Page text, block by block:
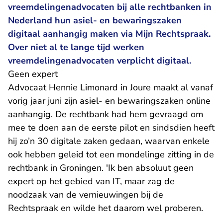
vreemdelingenadvocaten bij alle rechtbanken in
Nederland hun asiel- en bewaringszaken
digitaal aanhangig maken via Mijn Rechtspraak.
Over niet al te lange tijd werken
vreemdelingenadvocaten verplicht digitaal.
Geen expert
Advocaat Hennie Limonard in Joure maakt al vanaf
vorig jaar juni zijn asiel- en bewaringszaken online
aanhangig. De rechtbank had hem gevraagd om
mee te doen aan de eerste pilot en sindsdien heeft
hij zo’n 30 digitale zaken gedaan, waarvan enkele
ook hebben geleid tot een mondelinge zitting in de
rechtbank in Groningen. 'Ik ben absoluut geen
expert op het gebied van IT, maar zag de
noodzaak van de vernieuwingen bij de
Rechtspraak en wilde het daarom wel proberen.